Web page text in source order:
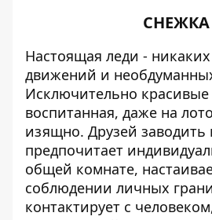
СНЕЖКА
Настоящая леди -
движений и
Исключительно
воспитанная, даже на
изящно. Друзей заводить
предпочитает
общей комнате,
соблюдении личных
контактирует с